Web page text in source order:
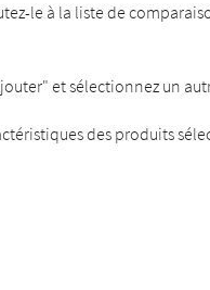
le à la liste de
et sélectionnez un
des produits